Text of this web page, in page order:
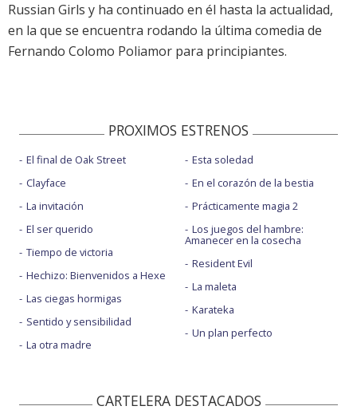
Russian Girls y ha continuado en él hasta la actualidad,
en la que se encuentra rodando la última comedia de
Fernando Colomo Poliamor para principiantes.
PROXIMOS ESTRENOS
El final de Oak Street
Clayface
La invitación
El ser querido
Tiempo de victoria
Hechizo: Bienvenidos a Hexe
Las ciegas hormigas
Sentido y sensibilidad
La otra madre
Esta soledad
En el corazón de la bestia
Prácticamente magia 2
Los juegos del hambre:
Amanecer en la cosecha
Resident Evil
La maleta
Karateka
Un plan perfecto
CARTELERA DESTACADOS